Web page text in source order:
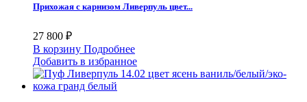
Прихожая с карнизом Ливерпуль цвет...
27 800 ₽
В корзину Подробнее
Добавить в избранное